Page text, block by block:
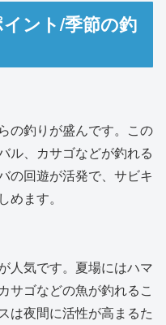
ント/季節の釣
の釣りが盛んです。この
ル、カサゴなどが釣れる
の回遊が活発で、サビキ
ます。
人気です。夏場にはハマ
サゴなどの魚が釣れるこ
は夜間に活性が高まるた